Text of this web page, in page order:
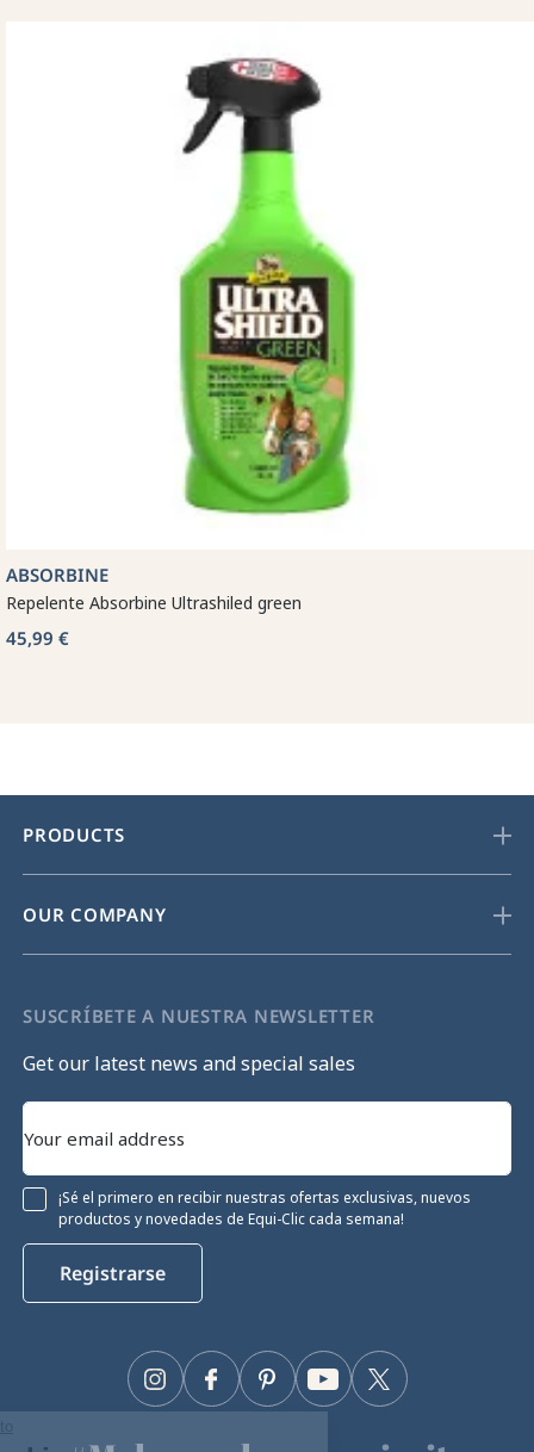
ABSORBINE
Repelente Absorbine Ultrashiled green
45,99 €
PRODUCTS
OUR COMPANY
SUSCRÍBETE A NUESTRA NEWSLETTER
Get our latest news and special sales
¡Sé el primero en recibir nuestras ofertas exclusivas, nuevos
productos y novedades de Equi-Clic cada semana!
Registrarse
Facebook Twitter
YouTube
Pinterest
Instagram